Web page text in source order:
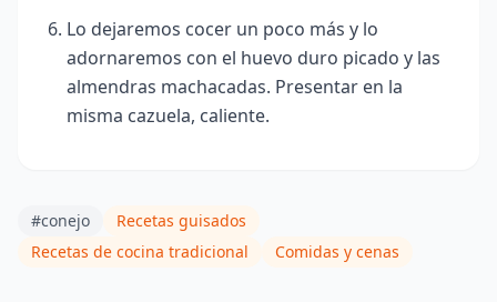
Lo dejaremos cocer un poco más y lo
adornaremos con el huevo duro picado y las
almendras machacadas. Presentar en la
misma cazuela, caliente.
#conejo
Recetas guisados
Recetas de cocina tradicional
Comidas y cenas